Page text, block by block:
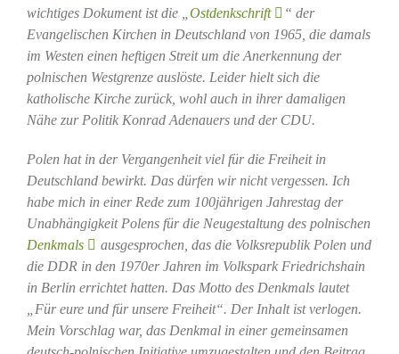
wichtiges Dokument ist die „ Ostdenkschrift
“ der
Evangelischen Kirchen in Deutschland von 1965, die damals
im Westen einen heftigen Streit um die Anerkennung der
polnischen Westgrenze auslöste. Leider hielt sich die
katholische Kirche zurück, wohl auch in ihrer damaligen
Nähe zur Politik Konrad Adenauers und der CDU.
Polen hat in der Vergangenheit viel für die Freiheit in
Deutschland bewirkt. Das dürfen wir nicht vergessen. Ich
habe mich in einer Rede zum 100jährigen Jahrestag der
Unabhängigkeit Polens für die Neugestaltung des polnischen
Denkmals
ausgesprochen, das die Volksrepublik Polen und
die DDR in den 1970er Jahren im Volkspark Friedrichshain
in Berlin errichtet hatten. Das Motto des Denkmals lautet
„Für eure und für unsere Freiheit“. Der Inhalt ist verlogen.
Mein Vorschlag war, das Denkmal in einer gemeinsamen